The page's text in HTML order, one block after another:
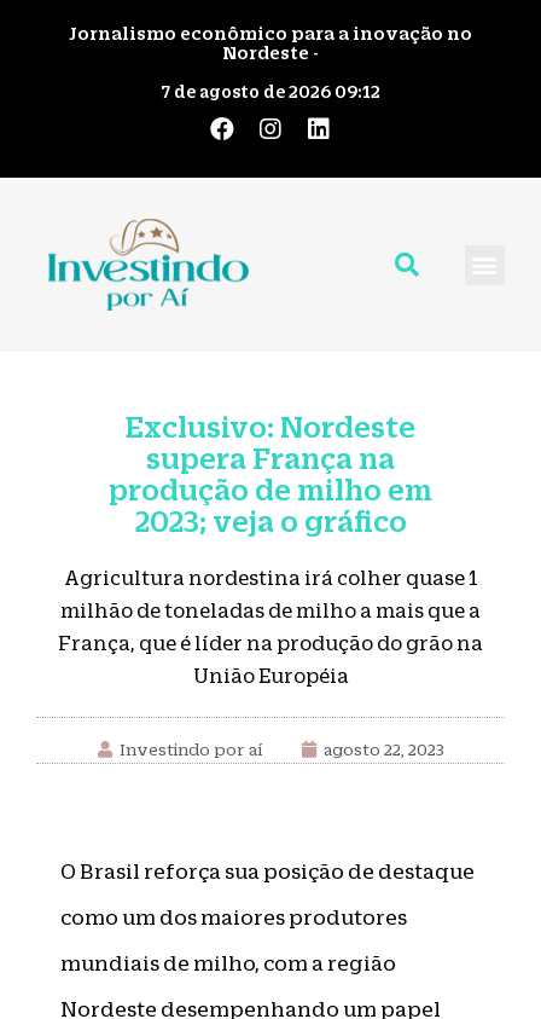
Jornalismo econômico para a inovação no
Nordeste -
7 de agosto de 2026 09:12
Exclusivo: Nordeste
supera França na
produção de milho em
2023; veja o gráfico
Agricultura nordestina irá colher quase 1
milhão de toneladas de milho a mais que a
França, que é líder na produção do grão na
União Européia
Investindo por aí agosto 22, 2023
O Brasil reforça sua posição de destaque
como um dos maiores produtores
mundiais de milho, com a região
Nordeste desempenhando um papel